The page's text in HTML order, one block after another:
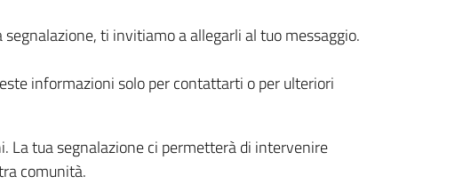
ti invitiamo a allegarli al tuo messaggio.
informazioni solo per contattarti o per ulteriori
La tua segnalazione ci permetterà di intervenire
comunità.